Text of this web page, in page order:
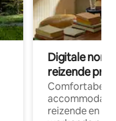
Digitale
reizende
Comfortabele
reizende en